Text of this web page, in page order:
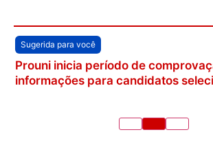
Sugerida para você
Prouni inicia período de
informações para candidatos